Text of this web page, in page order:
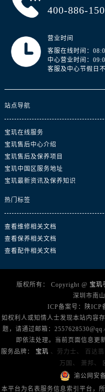
400-886-
营业时间
客服在线时间：
中心营业时间：
客服及中心节假日
站点导航
宝玑在线服务
宝玑售后中心介绍
宝玑售后及保养项目
宝玑中国区服务地址
宝玑最新资讯及保养知识
热门标签
查看维修相关文档
查看保养相关文档
查看配件相关文档
版权所有： Copyright @ 宝玑
深圳市南
ICP备案号：
陕ICP
如权利人或知情人士发现本站内容
题，请通过邮箱：
即依法处理。当前页面信息更
服务品牌： 宝玑 、劳力士、 百达翡
万国、
萧邦、
渝公网安
本平台为名表服务信息索引平台，